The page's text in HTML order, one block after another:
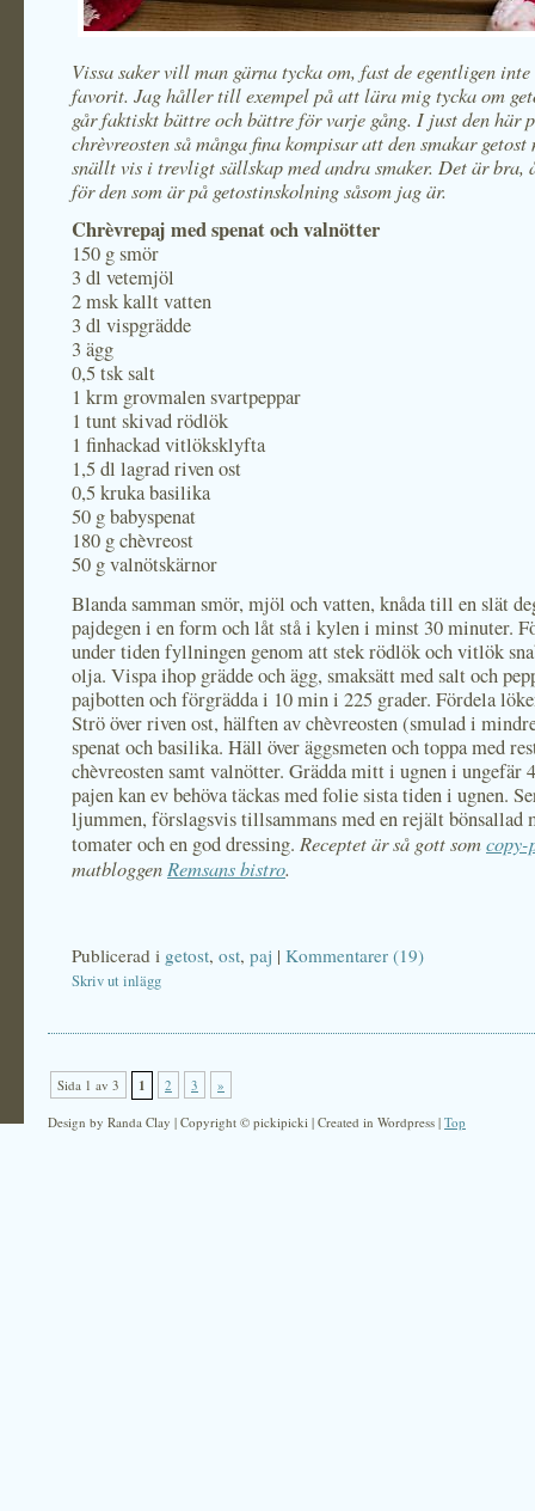
Vissa saker vill man gärna tycka om, fast de egentligen
favorit. Jag håller till exempel på att lära mig tycka om
går faktiskt bättre och bättre för varje gång. I just den här
chrèvreosten så många fina kompisar att den smakar getost
snällt vis i trevligt sällskap med andra smaker. Det är bra,
för den som är på getostinskolning såsom jag är.
Chrèvrepaj med spenat och valnötter
150 g smör
3 dl vetemjöl
2 msk kallt vatten
3 dl vispgrädde
3 ägg
0,5 tsk salt
1 krm grovmalen svartpeppar
1 tunt skivad rödlök
1 finhackad vitlöksklyfta
1,5 dl lagrad riven ost
0,5 kruka basilika
50 g babyspenat
180 g chèvreost
50 g valnötskärnor
Blanda samman smör, mjöl och vatten, knåda till en slät
pajdegen i en form och låt stå i kylen i minst 30 minuter.
under tiden fyllningen genom att stek rödlök och vitlök
olja. Vispa ihop grädde och ägg, smaksätt med salt och
pajbotten och förgrädda i 10 min i 225 grader. Fördela
Strö över riven ost, hälften av chèvreosten (smulad i
spenat och basilika. Häll över äggsmeten och toppa med
chèvreosten samt valnötter. Grädda mitt i ugnen i ungefär
pajen kan ev behöva täckas med folie sista tiden i ugnen.
ljummen, förslagsvis tillsammans med en rejält bönsallad
tomater och en god dressing. Receptet är så gott somcopy-
matbloggen Remsans bistro.
Publicerad i getost, ost, paj | Kommentarer (19)
Skriv ut inlägg
Sida 1 av 3 1 2 3 »
Design by Randa Clay | Copyright © pickipicki | Created in Wordpress | Top